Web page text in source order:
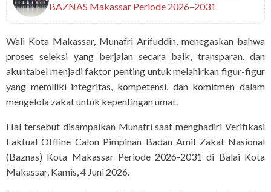
BAZNAS Makassar Periode 2026–2031
Wali Kota Makassar, Munafri Arifuddin, menegaskan bahwa
proses seleksi yang berjalan secara baik, transparan, dan
akuntabel menjadi faktor penting untuk melahirkan figur-figur
yang memiliki integritas, kompetensi, dan komitmen dalam
mengelola zakat untuk kepentingan umat.
Hal tersebut disampaikan Munafri saat menghadiri Verifikasi
Faktual Offline Calon Pimpinan Badan Amil Zakat Nasional
(Baznas) Kota Makassar Periode 2026-2031 di Balai Kota
Makassar, Kamis, 4 Juni 2026.